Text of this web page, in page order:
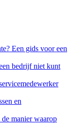
Een gids voor een
bedrijf niet kunt
en
manier waarop